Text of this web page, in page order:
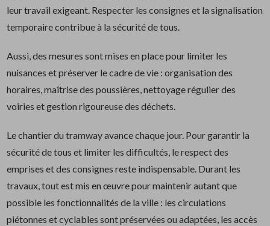
leur travail exigeant. Respecter les consignes et la signalisation
temporaire contribue à la sécurité de tous.
Aussi, des mesures sont mises en place pour limiter les
nuisances et préserver le cadre de vie : organisation des
horaires, maîtrise des poussières, nettoyage régulier des
voiries et gestion rigoureuse des déchets.
Le chantier du tramway avance chaque jour. Pour garantir la
sécurité de tous et limiter les difficultés, le respect des
emprises et des consignes reste indispensable. Durant les
travaux, tout est mis en œuvre pour maintenir autant que
possible les fonctionnalités de la ville : les circulations
piétonnes et cyclables sont préservées ou adaptées, les accès